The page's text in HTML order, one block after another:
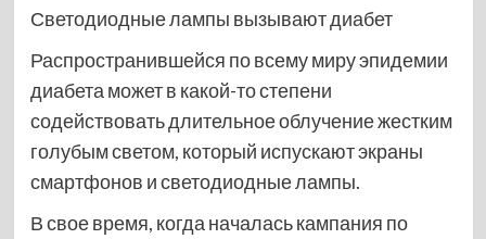
Светодиодные лампы вызывают диабет
Распространившейся по всему миру эпидемии
диабета может в какой-то степени
содействовать длительное облучение жестким
голубым светом, который испускают экраны
смартфонов и светодиодные лампы.
В свое время, когда началась кампания по